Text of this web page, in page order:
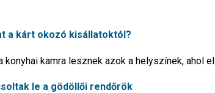
a kárt okozó kisállatoktól?
kamra lesznek azok a helyszínek, ahol el
le a gödöllői rendőrök